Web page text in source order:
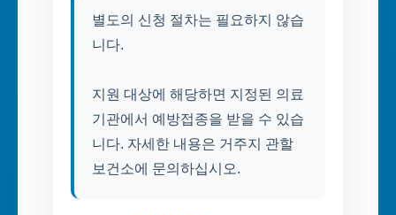
별도의 신청 절차는 필요하지 않습
니다.
지원 대상에 해당하면 지정된 의료
기관에서 예방접종을 받을 수 있습
니다. 자세한 내용은 거주지 관할
보건소에 문의하십시오.